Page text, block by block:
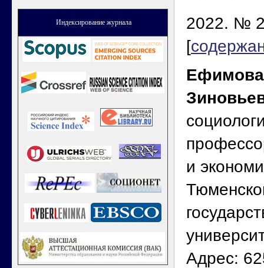
Индексирование журнала
2022. №
[
и
Адрес: